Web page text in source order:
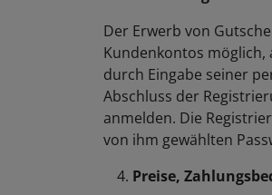
Der Erwerb von
Kundenkontos möglich,
durch Eingabe seiner
Abschluss der
anmelden. Die
von ihm gewählten
Preise,